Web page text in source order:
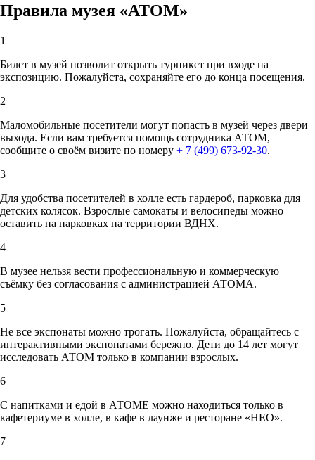
Правила музея «АТОМ»
1
Билет в музей позволит открыть турникет при входе на
экспозицию. Пожалуйста, сохраняйте его до конца посещения.
2
Маломобильные посетители могут попасть в музей через двери
выхода. Если вам требуется помощь сотрудника АТОМ,
сообщите о своём визите по номеру + 7 (499) 673-92-30.
3
Для удобства посетителей в холле есть гардероб, парковка для
детских колясок. Взрослые самокаты и велосипеды можно
оставить на парковках на территории ВДНХ.
4
В музее нельзя вести профессиональную и коммерческую
съёмку без согласования с администрацией АТОМА.
5
Не все экспонаты можно трогать. Пожалуйста, обращайтесь с
интерактивными экспонатами бережно. Дети до 14 лет могут
исследовать АТОМ только в компании взрослых.
6
С напитками и едой в АТОМЕ можно находиться только в
кафетериуме в холле, в кафе в лаунже и ресторане «НЕО».
7